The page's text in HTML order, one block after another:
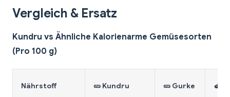
Vergleich & Ersatz
Kundru vs Ähnliche Kalorienarme Gemüsesorten
(Pro 100 g)
Nährstoff 🥒 Kundru 🥒 Gurke 🍆